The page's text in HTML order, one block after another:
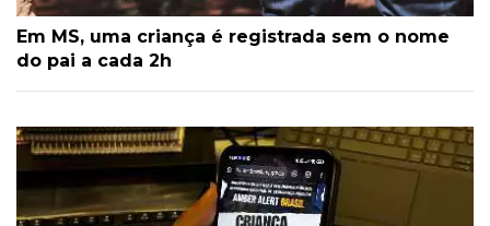
Em MS, uma criança é registrada sem o nome
do pai a cada 2h